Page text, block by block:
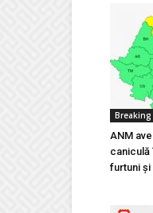
Breaking
ANM
caniculă
furtuni